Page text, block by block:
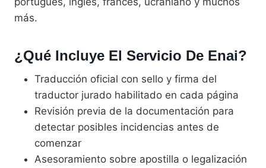
más.
¿Qué Incluye El Servicio De Enai?
Traducción oficial con sello y firma del
traductor jurado habilitado en cada página
Revisión previa de la documentación para
detectar posibles incidencias antes de
comenzar
Asesoramiento sobre apostilla o legalización